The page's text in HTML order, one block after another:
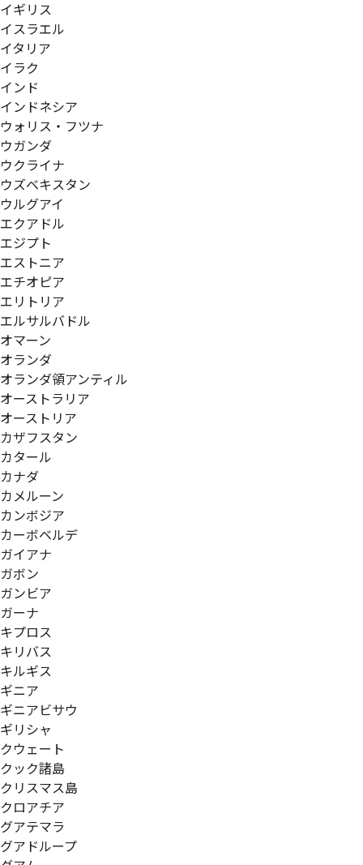
イギリス
イスラエル
イタリア
イラク
インド
インドネシア
ウォリス・フツナ
ウガンダ
ウクライナ
ウズベキスタン
ウルグアイ
エクアドル
エジプト
エストニア
エチオピア
エリトリア
エルサルバドル
オマーン
オランダ
オランダ領アンティル
オーストラリア
オーストリア
カザフスタン
カタール
カナダ
カメルーン
カンボジア
カーボベルデ
ガイアナ
ガボン
ガンビア
ガーナ
キプロス
キリバス
キルギス
ギニア
ギニアビサウ
ギリシャ
クウェート
クック諸島
クリスマス島
クロアチア
グアテマラ
グアドループ